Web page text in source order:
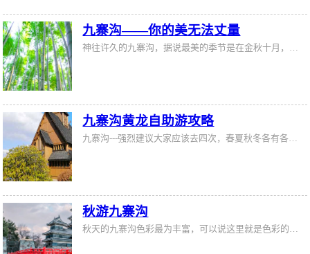
九寨沟——你的美无法丈量
神往许久的九寨沟，据说最美的季节是在金秋十月，层林尽染的植被与天蓝、深绿的海子相互辉映，可造就出人世间最美的图画，营建起脑海里最神往的童话。九寨，用它震惊世界的美，重重的洗刷了我们的眼睛，纵然在图片上惊叹过无数次，在真正面对的时候，还是惊艳的，并无可避免的发生了审美疲劳事件，以至于很长的一段时间都无法再对风景惊艳。可惜在我们回到家以后，打开电脑插进那张储存照片的卡，电脑上面显示的，除了“是否把
九寨沟黄龙自助游攻略
九寨沟---强烈建议大家应该去四次，春夏秋冬各有各美。“九寨归来不看水”的说法再一次的被我们印证了。网上数不胜数关于九寨沟—黄龙旅游的游记和攻略，我们出行前拜读了一些大作，但当自己亲自游览过后，觉得先前看的攻略有些不够详尽，要不就说到这里，没有说到那里。九寨黄龙归来后，特意详细写下衣食住行游各方面心得与大家分享。
秋游九寨沟
秋天的九寨沟色彩最为丰富，可以说这里就是色彩的天下。一到秋天就会由绿变黄、由黄变红的树种在这里比比皆是。更奇的当然还有这里的水，为数众多的大小湖、潭、瀑无时不在演绎着赤、橙、黄、绿、青、蓝、紫的梦幻组合，令人几乎不敢相信眼前的现实。早上从成都坐汽车到九寨沟，一路颠簸，经过10多个小时的车程终于抵达了九寨沟镇。这时天色已经黑了，在镇上找了旅馆。这里的旅馆设备简单整洁，因为是旅游区，价格还行。吃完